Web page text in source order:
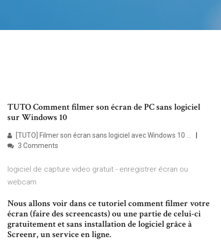
TUTO Comment filmer son écran de PC sans logiciel
sur Windows 10
[TUTO] Filmer son écran sans logiciel avec Windows 10 ...
3 Comments
logiciel de capture video gratuit - enregistrer écran ou
webcam
Nous allons voir dans ce tutoriel comment filmer votre
écran (faire des screencasts) ou une partie de celui-ci
gratuitement et sans installation de logiciel grâce à
Screenr, un service en ligne.